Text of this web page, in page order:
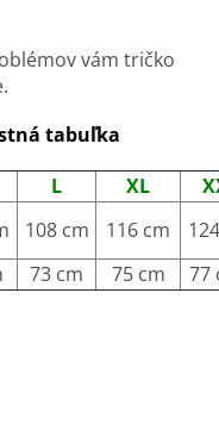
vám tričko
tabuľka
L XL
108 cm 116 cm
73 cm 75 cm
77